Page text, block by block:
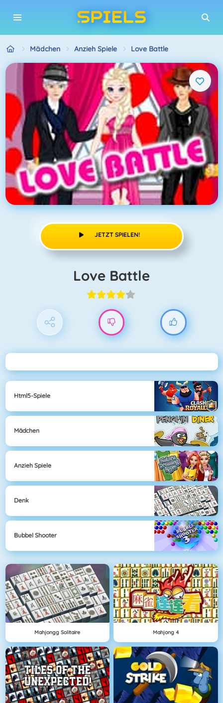
Mädchen Anzieh Spiele Love Battle
JETZT SPIELEN!
Love Battle
Html5-Spiele
Mädchen
Anzieh Spiele
Denk
Bubbel Shooter
Mahjongg Solitaire Mahjong 4